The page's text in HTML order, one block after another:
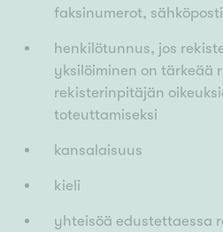
faksinumerot,
henkilötunnus, jos
yksilöiminen on tärkeää
rekisterinpitäjän
toteuttamiseksi
kansalaisuus
kieli
yhteisöä edustettaessa